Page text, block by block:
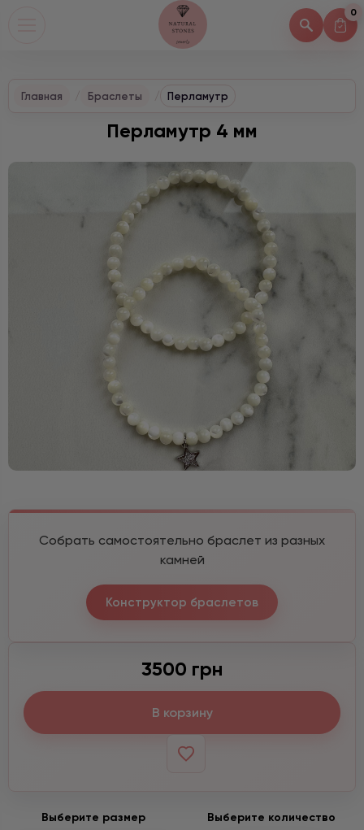
0
Главная Браслеты Перламутр
Перламутр 4 мм
Собрать самостоятельно браслет из разных
камней
Конструктор браслетов
3500 грн
В корзину
Выберите размер Выберите количество